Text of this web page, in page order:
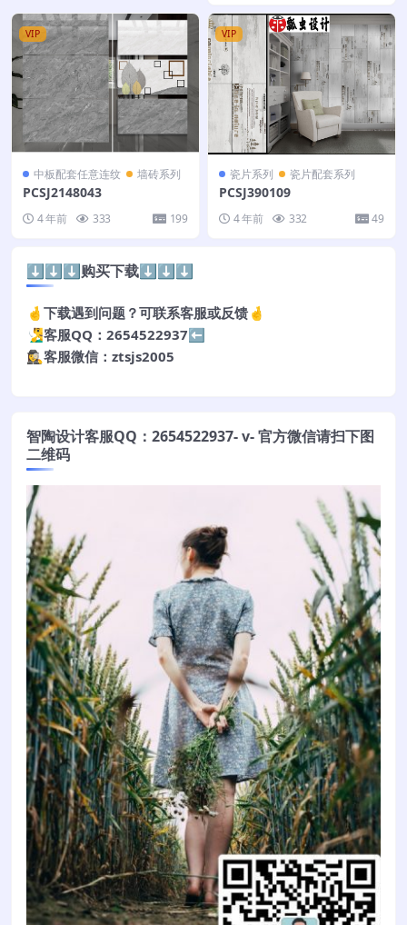
VIP
中板配套任意连纹 墙砖系列
PCSJ2148043
4 年前 333 199
VIP
瓷片系列 瓷片配套系列
PCSJ390109
4 年前 332 49
⬇️⬇️⬇️购买下载⬇️⬇️⬇️
🤞下载遇到问题？可联系客服或反馈🤞
🧏‍♂️客服QQ：2654522937⬅️
🕵️‍♀️客服微信：ztsjs2005
智陶设计客服QQ：2654522937- v- 官方微信请扫下图
二维码